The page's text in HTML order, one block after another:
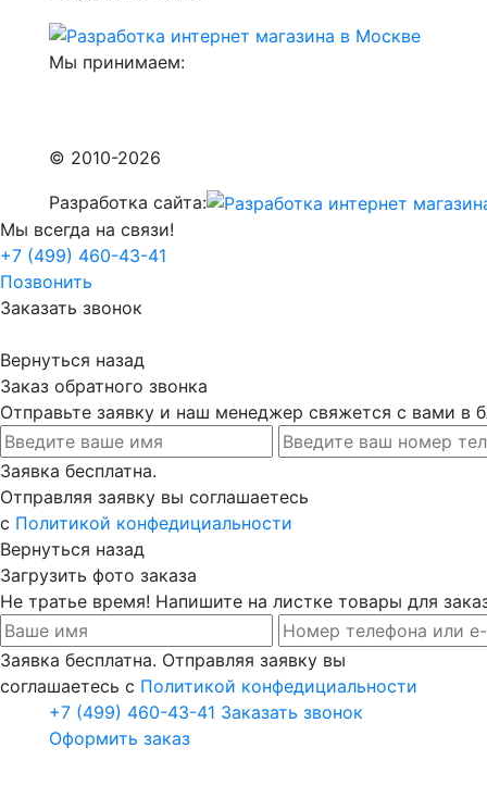
Мы принимаем:
© 2010-2026
Разработка сайта:
Мы всегда на связи!
+7 (499) 460-43-41
Позвонить
Заказать звонок
Вернуться назад
Заказ обратного звонка
Отправьте заявку и наш менеджер свяжется с вами в
Заявка бесплатна.
Отправляя заявку вы соглашаетесь
с Политикой конфедициальности
Вернуться назад
Загрузить фото заказа
Не тратье время! Напишите на листке товары для
Заявка бесплатна. Отправляя заявку вы
соглашаетесь с Политикой конфедициальности
+7 (499) 460-43-41 Заказать звонок
Оформить заказ